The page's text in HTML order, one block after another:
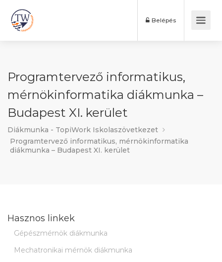
Belépés
Programtervező informatikus,
mérnökinformatika diákmunka –
Budapest XI. kerület
Diákmunka - TopiWork Iskolaszövetkezet
Programtervező informatikus, mérnökinformatika
diákmunka – Budapest XI. kerület
Hasznos linkek
Gépészmérnök diákmunka
Mechatronikai mérnök diákmunka